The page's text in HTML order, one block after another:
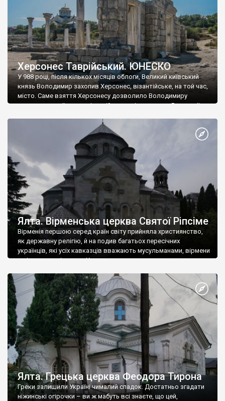
Херсонес Таврійський. ЮНЕСКО
У 988 році, після кількох місяців облоги, Великий київський
князь Володимир захопив Херсонес, візантійське, на той час,
місто. Саме взяття Херсонесу дозволило Володимиру
диктувати свої умови візантійському імператору Василю ІІ, та
Херсонесі Володимир-язичник, став Василем-християнином.
А потім було Хрещення Русі. На честь Херсонесу Таврійського
Ялта. Вірменська церква Святої Ріпсіме
Вірменія першою серед країн світу прийняла християнство,
як державну релігію, й на подив багатьох пересічних
українців, які усіх кавказців вважають мусульманами, вірмени
є відданими вірянами Христа
Ялта. Грецька церква Феодора Тирона
Греки залишили Україні чималий спадок. Достатньо згадати
ніжинські огірочки – ви ж мабуть всі знаєте, що цей,